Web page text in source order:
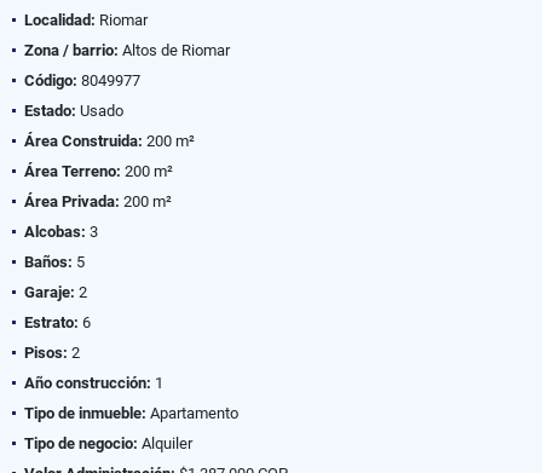
Localidad: Riomar
Zona / barrio: Altos de Riomar
Código: 8049977
Estado: Usado
Área Construida: 200 m²
Área Terreno: 200 m²
Área Privada: 200 m²
Alcobas: 3
Baños: 5
Garaje: 2
Estrato: 6
Pisos: 2
Año construcción: 1
Tipo de inmueble: Apartamento
Tipo de negocio: Alquiler